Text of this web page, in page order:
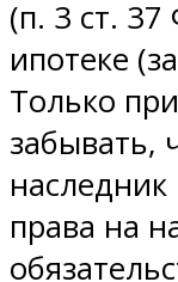
(п. 3 ст.
ипотеке
Только
забывать,
наследник
права на